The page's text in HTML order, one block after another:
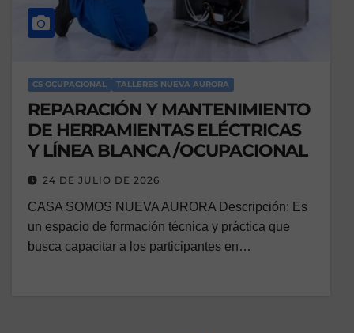
CS OCUPACIONAL TALLERES NUEVA AURORA
REPARACIÓN Y MANTENIMIENTO
DE HERRAMIENTAS ELÉCTRICAS
Y LÍNEA BLANCA /OCUPACIONAL
24 DE JULIO DE 2026
CASA SOMOS NUEVA AURORA Descripción: Es
un espacio de formación técnica y práctica que
busca capacitar a los participantes en…